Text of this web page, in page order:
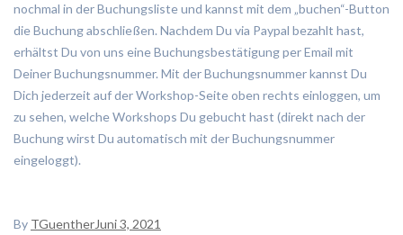
nochmal in der Buchungsliste und kannst mit dem „buchen“-Button
die Buchung abschließen. Nachdem Du via Paypal bezahlt hast,
erhältst Du von uns eine Buchungsbestätigung per Email mit
Deiner Buchungsnummer. Mit der Buchungsnummer kannst Du
Dich jederzeit auf der Workshop-Seite oben rechts einloggen, um
zu sehen, welche Workshops Du gebucht hast (direkt nach der
Buchung wirst Du automatisch mit der Buchungsnummer
eingeloggt).
By TGuentherJuni 3, 2021